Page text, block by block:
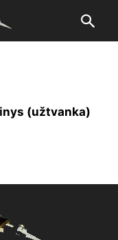
(užtvanka)